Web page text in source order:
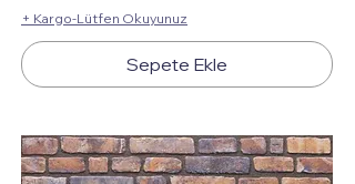
+ Kargo-Lütfen Okuyunuz
Sepete Ekle